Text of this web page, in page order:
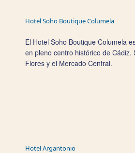
Hotel Soho Boutique Columela
El Hotel Soho Boutique Columela
en pleno centro histórico de
Flores y el Mercado Central.
Hotel Argantonio